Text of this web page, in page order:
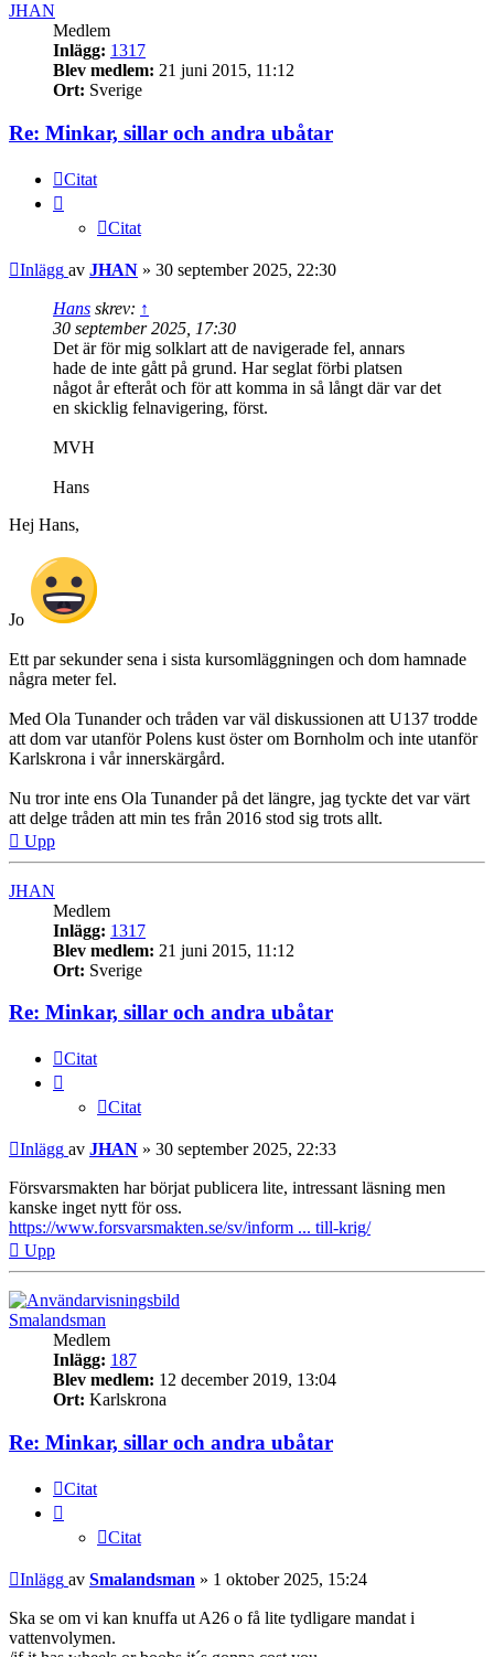
JHAN
Medlem
Inlägg: 1317
Blev medlem: 21 juni 2015, 11:12
Ort: Sverige
Re: Minkar, sillar och andra ubåtar
Citat
Citat
Inlägg av JHAN » 30 september 2025, 22:30
Hans skrev: ↑
30 september 2025, 17:30
Det är för mig solklart att de navigerade fel, annars
hade de inte gått på grund. Har seglat förbi platsen
något år efteråt och för att komma in så långt där var det
en skicklig felnavigering, först.
MVH
Hans
Hej Hans,
Jo
Ett par sekunder sena i sista kursomläggningen och dom hamnade
några meter fel.
Med Ola Tunander och tråden var väl diskussionen att U137 trodde
att dom var utanför Polens kust öster om Bornholm och inte utanför
Karlskrona i vår innerskärgård.
Nu tror inte ens Ola Tunander på det längre, jag tyckte det var värt
att delge tråden att min tes från 2016 stod sig trots allt.
Upp
JHAN
Medlem
Inlägg: 1317
Blev medlem: 21 juni 2015, 11:12
Ort: Sverige
Re: Minkar, sillar och andra ubåtar
Citat
Citat
Inlägg av JHAN » 30 september 2025, 22:33
Försvarsmakten har börjat publicera lite, intressant läsning men
kanske inget nytt för oss.
https://www.forsvarsmakten.se/sv/inform ... till-krig/
Upp
Smalandsman
Medlem
Inlägg: 187
Blev medlem: 12 december 2019, 13:04
Ort: Karlskrona
Re: Minkar, sillar och andra ubåtar
Citat
Citat
Inlägg av Smalandsman » 1 oktober 2025, 15:24
Ska se om vi kan knuffa ut A26 o få lite tydligare mandat i
vattenvolymen.